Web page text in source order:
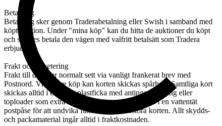
Betalning
Betalning sker genom Traderabetalning eller Swish i samband med
köpt auktion. Under "mina köp" kan du hitta de auktioner du köpt
och således betala den vägen med valfritt betalsätt som Tradera
erbjuder.
Frakt och paketering
Frakt till dig sker normalt sett via vanligt frankerat brev med
Postnord. Vid större köp kan korten skickas spårbart. Samtliga kort
skickas alltid i en mjuk plastficka med antingen kartong eller
toploader som extra skydd. Dessutom skickas de i en vattentät
postpåse för att undvika fukt som kan förstöra korten. Allt skydds-
och packamaterial ingår alltid i fraktkostnaden.